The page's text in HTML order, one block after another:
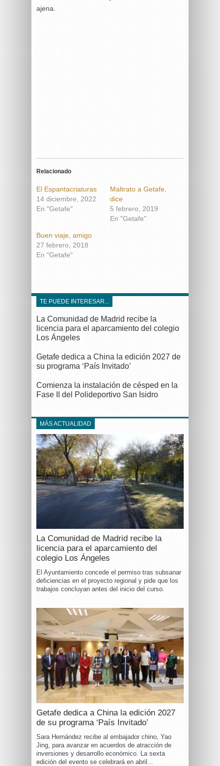
ajena.
Relacionado
El Espantacriaturas
14 diciembre, 2022
En "Getafe"
Maltrato a Getafe,
dice
5 febrero, 2019
En "Getafe"
Buen viaje, amigo
27 febrero, 2018
En "Getafe"
TE PUEDE INTERESAR...
La Comunidad de Madrid recibe la
licencia para el aparcamiento del colegio
Los Ángeles
Getafe dedica a China la edición 2027 de
su programa ‘País Invitado’
Comienza la instalación de césped en la
Fase II del Polideportivo San Isidro
MÁS ACTUALIDAD
La Comunidad de Madrid recibe la
licencia para el aparcamiento del
colegio Los Ángeles
El Ayuntamiento concede el permiso tras subsanar
deficiencias en el proyecto regional y pide que los
trabajos concluyan antes del inicio del curso.
Getafe dedica a China la edición 2027
de su programa ‘País Invitado’
Sara Hernández recibe al embajador chino, Yao
Jing, para avanzar en acuerdos de atracción de
inversiones y desarrollo económico. La sexta
edición del evento se celebrará en abril...